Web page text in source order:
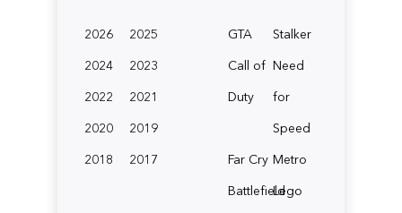
2026
2025
2024
2023
2022
2021
2020
2019
2018
2017
GTA
Stalker
Call of
Duty
Need
for
Speed
Far Cry Metro
BattlefieldLego